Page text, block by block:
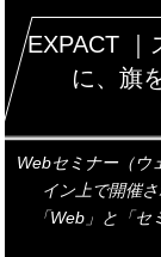
EXPACT ｜
に、旗
Webセミナー（ウ
イン上で開催
「Web」と「